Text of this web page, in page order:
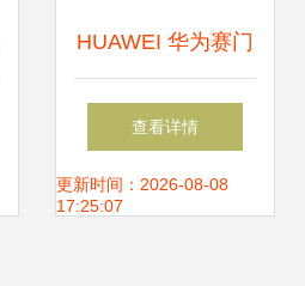
HUAWEI 华为赛门
铁克USG2130硬件
防火墙 卓越的网络
查看详情
更新时间：2026-08-08
17:25:07